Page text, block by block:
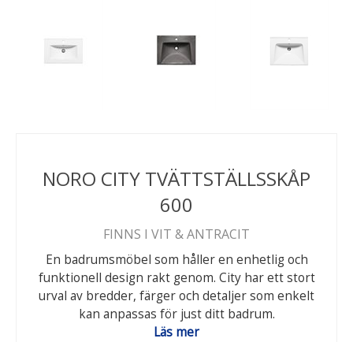
NORO CITY TVÄTTSTÄLLSSKÅP
600
FINNS I VIT & ANTRACIT
En badrumsmöbel som håller en enhetlig och
funktionell design rakt genom. City har ett stort
urval av bredder, färger och detaljer som enkelt
kan anpassas för just ditt badrum.
Läs mer